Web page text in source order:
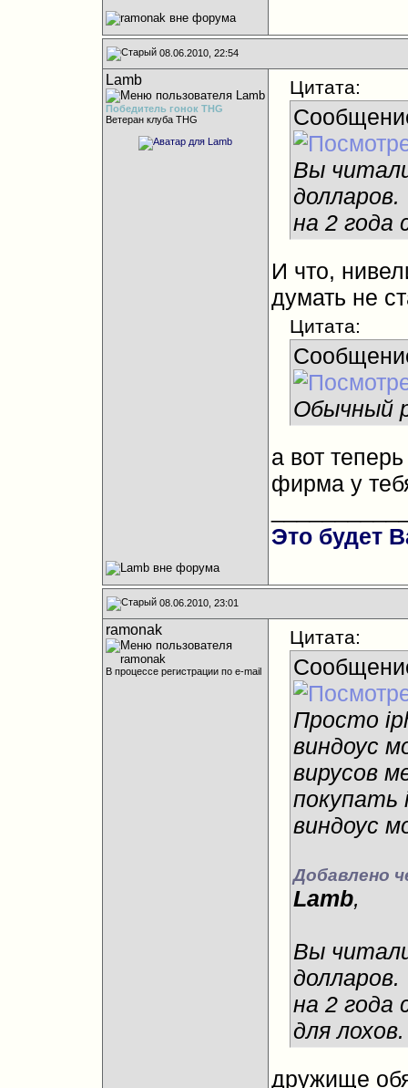
08.06.2010, 22:54
Lamb
Победитель гонок THG
Ветеран клуба THG
Цитата:
Вы
на 2 года
И что,
думать не
Цитата:
Обычный
а вот
фирма у
Это будет
08.06.2010, 23:01
ramonak
В процессе регистрации по e-mail
Цитата:
Просто
виндоус
вирусов
покупать
виндоус
Добавлено
Lamb,
Вы
на 2 года
для лохов.
дружище